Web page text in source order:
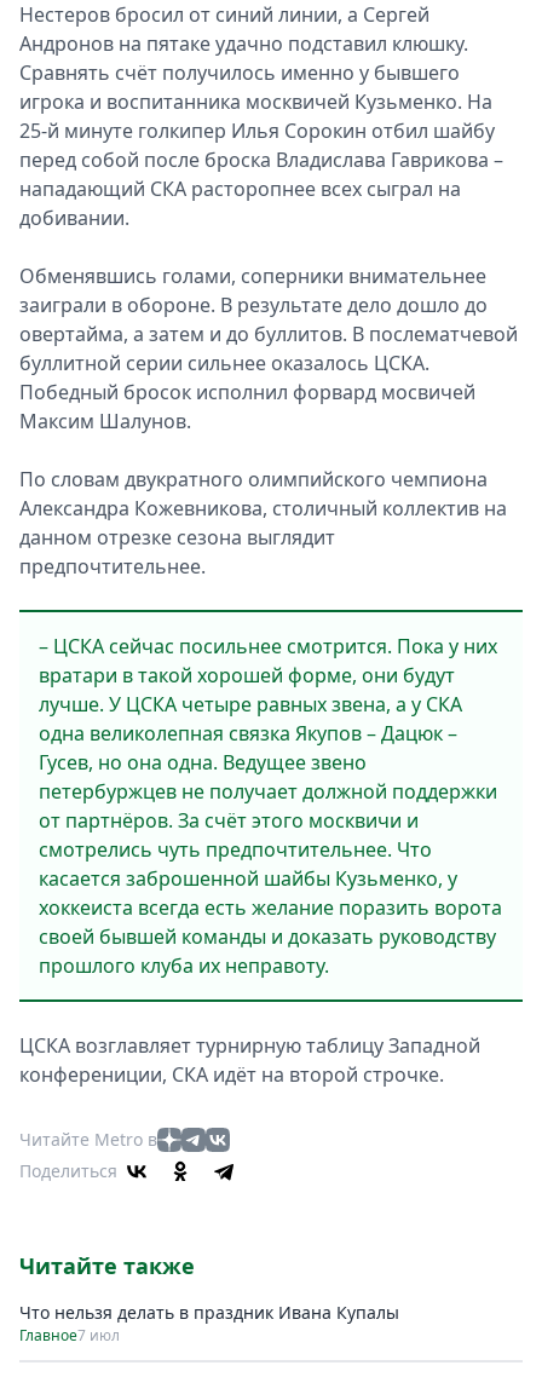
Нестеров бросил от синий линии, а Сергей
Андронов на пятаке удачно подставил клюшку.
Сравнять счёт получилось именно у бывшего
игрока и воспитанника москвичей Кузьменко. На
25-й минуте голкипер Илья Сорокин отбил шайбу
перед собой после броска Владислава Гаврикова –
нападающий СКА расторопнее всех сыграл на
добивании.
Обменявшись голами, соперники внимательнее
заиграли в обороне. В результате дело дошло до
овертайма, а затем и до буллитов. В послематчевой
буллитной серии сильнее оказалось ЦСКА.
Победный бросок исполнил форвард мосвичей
Максим Шалунов.
По словам двукратного олимпийского чемпиона
Александра Кожевникова, столичный коллектив на
данном отрезке сезона выглядит
предпочтительнее.
– ЦСКА сейчас посильнее смотрится. Пока у них
вратари в такой хорошей форме, они будут
лучше. У ЦСКА четыре равных звена, а у СКА
одна великолепная связка Якупов – Дацюк –
Гусев, но она одна. Ведущее звено
петербуржцев не получает должной поддержки
от партнёров. За счёт этого москвичи и
смотрелись чуть предпочтительнее. Что
касается заброшенной шайбы Кузьменко, у
хоккеиста всегда есть желание поразить ворота
своей бывшей команды и доказать руководству
прошлого клуба их неправоту.
ЦСКА возглавляет турнирную таблицу Западной
конферениции, СКА идёт на второй строчке.
Читайте Metro в
Поделиться
Читайте также
Что нельзя делать в праздник Ивана Купалы
Главное7 июл